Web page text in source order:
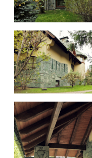
House on pond
House on pond